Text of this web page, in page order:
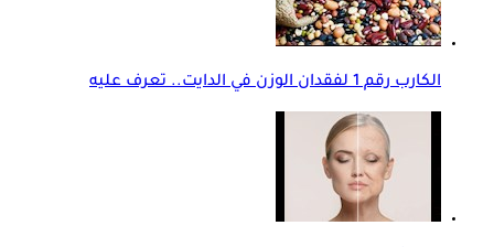
الكارب رقم 1 لفقدان الوزن في الدايت.. تعرف عليه